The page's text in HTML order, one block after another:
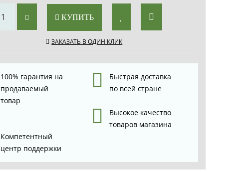
КУПИТЬ
ЗАКАЗАТЬ В ОДИН КЛИК
100% гарантия на
продаваемый
товар
Быстрая доставка
по всей стране
Высокое качество
товаров магазина
Компетентный
центр поддержки